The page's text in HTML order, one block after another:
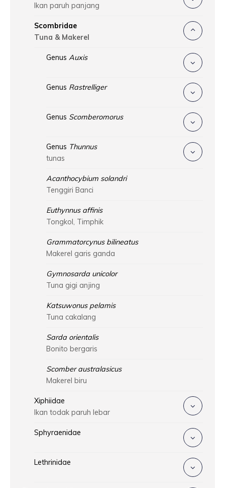
Ikan paruh panjang
Scombridae
Tuna & Makerel
Genus Auxis
Genus Rastrelliger
Genus Scomberomorus
Genus Thunnus
tunas
Acanthocybium solandri
Tenggiri Banci
Euthynnus affinis
Tongkol, Timphik
Grammatorcynus bilineatus
Makerel garis ganda
Gymnosarda unicolor
Tuna gigi anjing
Katsuwonus pelamis
Tuna cakalang
Sarda orientalis
Bonito bergaris
Scomber australasicus
Makerel biru
Xiphiidae
Ikan todak paruh lebar
Sphyraenidae
Lethrinidae